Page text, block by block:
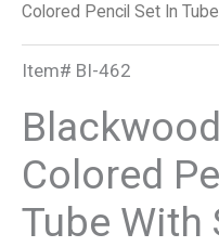
Colored Pencil Set In
Item# BI-462
Colored
Tube With